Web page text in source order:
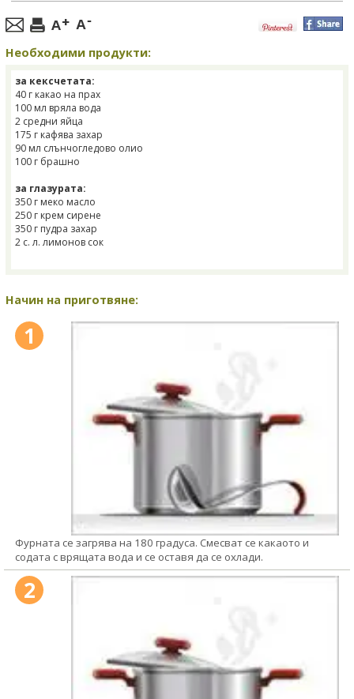
Необходими продукти:
за кексчетата:
40 г какао на прах
100 мл вряла вода
2 средни яйца
175 г кафява захар
90 мл слънчогледово олио
100 г брашно
за глазурата:
350 г меко масло
250 г крем сирене
350 г пудра захар
2 с. л. лимонов сок
Начин на приготвяне:
1
Фурната се загрява на 180 градуса. Смесват се какаото и
содата с врящата вода и се оставя да се охлади.
2